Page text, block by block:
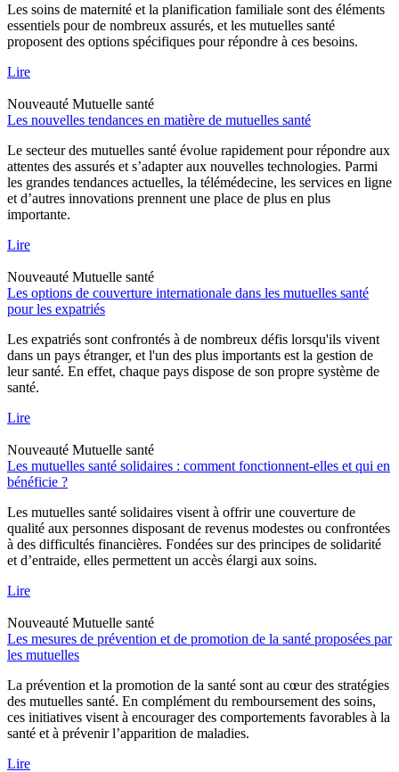
Les soins de maternité et la planification familiale sont des éléments
essentiels pour de nombreux assurés, et les mutuelles santé
proposent des options spécifiques pour répondre à ces besoins.
Lire
Nouveauté Mutuelle santé
Les nouvelles tendances en matière de mutuelles santé
Le secteur des mutuelles santé évolue rapidement pour répondre aux
attentes des assurés et s’adapter aux nouvelles technologies. Parmi
les grandes tendances actuelles, la télémédecine, les services en ligne
et d’autres innovations prennent une place de plus en plus
importante.
Lire
Nouveauté Mutuelle santé
Les options de couverture internationale dans les mutuelles santé
pour les expatriés
Les expatriés sont confrontés à de nombreux défis lorsqu'ils vivent
dans un pays étranger, et l'un des plus importants est la gestion de
leur santé. En effet, chaque pays dispose de son propre système de
santé.
Lire
Nouveauté Mutuelle santé
Les mutuelles santé solidaires : comment fonctionnent-elles et qui en
bénéficie ?
Les mutuelles santé solidaires visent à offrir une couverture de
qualité aux personnes disposant de revenus modestes ou confrontées
à des difficultés financières. Fondées sur des principes de solidarité
et d’entraide, elles permettent un accès élargi aux soins.
Lire
Nouveauté Mutuelle santé
Les mesures de prévention et de promotion de la santé proposées par
les mutuelles
La prévention et la promotion de la santé sont au cœur des stratégies
des mutuelles santé. En complément du remboursement des soins,
ces initiatives visent à encourager des comportements favorables à la
santé et à prévenir l’apparition de maladies.
Lire